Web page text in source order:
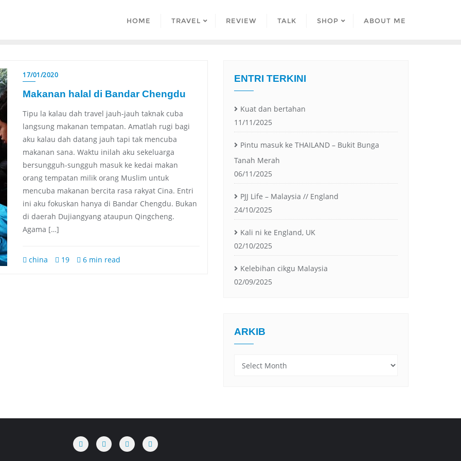
HOME TRAVEL REVIEW TALK SHOP ABOUT ME
17/01/2020
Makanan halal di Bandar Chengdu
Tipu la kalau dah travel jauh-jauh taknak cuba
langsung makanan tempatan. Amatlah rugi bagi
aku kalau dah datang jauh tapi tak mencuba
makanan sana. Waktu inilah aku sekeluarga
bersungguh-sungguh masuk ke kedai makan
orang tempatan milik orang Muslim untuk
mencuba makanan bercita rasa rakyat Cina. Entri
ini aku fokuskan hanya di Bandar Chengdu. Bukan
di daerah Dujiangyang ataupun Qingcheng.
Agama […]
china 19 6 min read
ENTRI TERKINI
Kuat dan bertahan
11/11/2025
Pintu masuk ke THAILAND – Bukit Bunga
Tanah Merah
06/11/2025
PJJ Life – Malaysia // England
24/10/2025
Kali ni ke England, UK
02/10/2025
Kelebihan cikgu Malaysia
02/09/2025
ARKIB
Arkib